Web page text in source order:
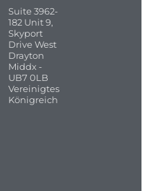
Suite 3962-
182 Unit 9,
Skyport
Drive West
Drayton
Middx -
UB7 0LB
Vereinigtes
Königreich